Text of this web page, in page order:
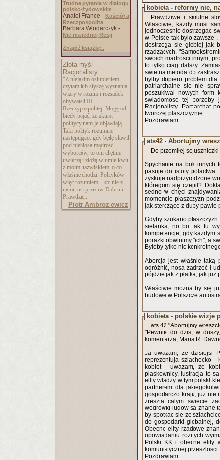
Trudne pytania w dialogu
polsko-żydowskim
Anatol France - Kościół a
Rzeczpospolita
Barbara Włodarczyk -
Nie ma jednej Rosji
Znajdź książkę..
Złota myśl
Racjonalisty:
"Z niejakim osłupieniem
czytam lub słyszę wyznania
wiary w rozum i rozsądek
obywateli III
Rzeczypospolitej. Mogę od
biedy pojąć, że akurat
politycy nam je objawiają.
Taki polityk rozumuje
następująco: gdy będę sławił
pod niebiosa mądrość
wyborców, to oni chętnie
uwierzą i złożą w urnie kwit
z moim nazwiskiem, o co
właśnie chodzi. Polityków
więc rozumiem - kto nie z
nami, ten przeciw Dobru i
Prawdzie,..
Piotr Ambroziewicz
kobieta - reformy nie,
Prawdziwe i smutne
Wlasciwie, kazdy musi
jednoczesnie dostrzegac
w Polsce tak bylo zawsze
dostrzega sie glebiej jak
rzadzacych.
swoich madrosci innym,
to tylko ciag dalszy.
swietna metoda do
bylby dopiero problem dla
patriarchalne sie nie
poszukiwal nowych form
swiadomosc tej porzeby
Racjonalisty. Partiarchat
tworczej plaszczyznie.
Pozdrawiam
ats42 - Abortujmy
Do przemiłej
Spychanie na bok innych
pasuje do istoty polactwa.
zyskuje nadprzyrodzone
któregom się czepil?
sedno w chęci
momencie płaszczyzn
jak sterczące z dupy pawie
Gdyby szukano
sielanka, no bo jak tu
kompetencje, gdy każdym
porażki obwinimy "ich", a
Byleby tylko nic
Aborcja jest właśnie taką
odróżnić, nosa zadrzeć i
pójdzie jak z płatka, jak już
Właściwie można by się
budowę w Polszcze
kobieta - polskie wizje
ats 42 "Abortujmy
"Pewnie do dzis, w
komentarza, Maria R.
Ja uwazam, ze dzisiejsi
reprezentuja szlachecko -
kobiet - uwazam, ze
piaskownicy, lustracja to
elity wladzy w tym polski
partnerem dla
gospodarczo kraju, juz nie
zreszta calym swiecie
wedrowki ludow sa znane
by spotkac sie ze
do gospodarki globalnej,
Obecne elity rzadowe
opowiadaniu roznych
Polski KK i obecne elity
komunistycznej
Pozdrawiam